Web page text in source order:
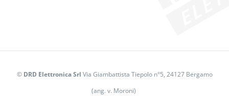
© DRD Elettronica Srl Via Giambattista Tiepolo n°5, 24127 Bergamo
(ang. v. Moroni)